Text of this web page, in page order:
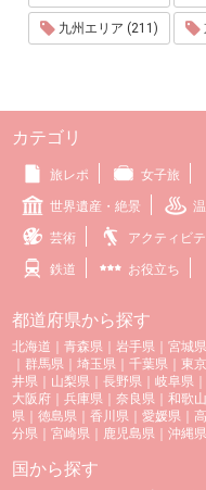
九州エリア (211)
カテゴリ
旅レポ 女子旅
世界遺産・絶景
芸術 アクティビ
鉄道 お役立ち
都道府県から探す
北海道 ｜青森県 ｜ 岩手県 ｜宮城県
｜ 群馬県 ｜埼玉県 ｜千葉県 ｜ 東
井県 ｜ 山梨県 ｜長野県 ｜岐阜県
大阪府 ｜兵庫県 ｜奈良県 ｜和歌
県 ｜徳島県 ｜香川県 ｜愛媛県 ｜
分県 ｜宮崎県 ｜ 鹿児島県 ｜沖縄県
国から探す